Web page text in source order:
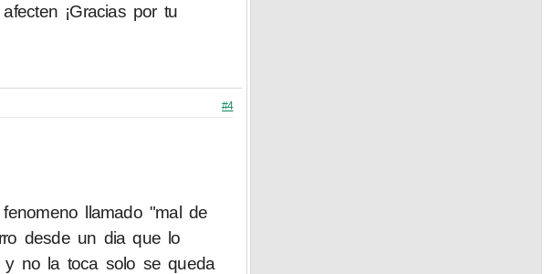
¡Gracias por tu
#4
llamado "mal de
desde un dia que lo
y no la toca solo se queda